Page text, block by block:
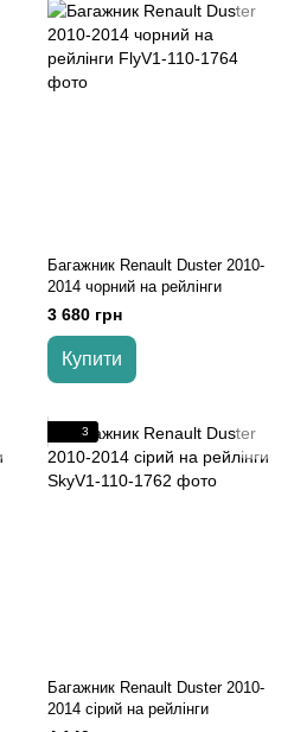
Багажник Renault Duster 2010-
2014 чорний на рейлінги
3 680 грн
Купити
3
Багажник Renault Duster 2010-
2014 cірий на рейлінги